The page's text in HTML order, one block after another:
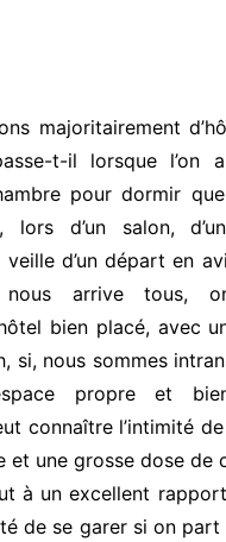
majoritairement
t-il lorsque l’on
pour dormir
lors d’un salon,
d’un départ en
arrive tous,
bien placé, avec
si, nous sommes
propre et
connaître l’intimité
et une grosse dose de
à un excellent
de se garer si on part